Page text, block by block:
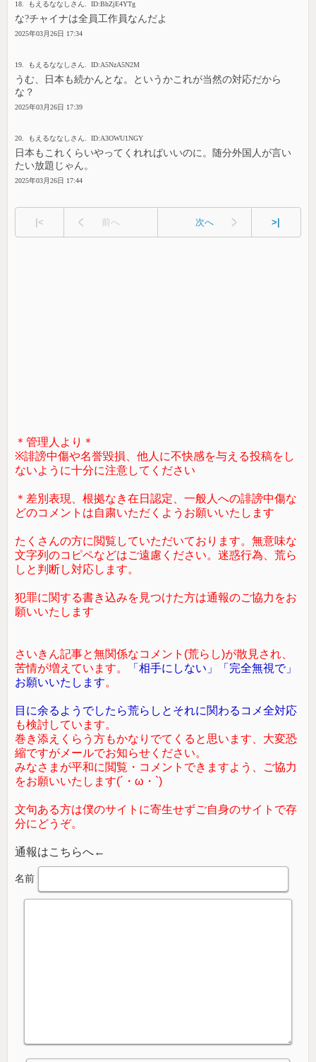
18. もえるななしさん. ID:BhZjE4YTg
な?チャイナは全員工作員なんだよ
2025年03月26日 17:34
19. もえるななしさん. ID:A5NzA5N2M
うむ、日本も続かんとな。というかこれが当然の対応だから
な？
2025年03月26日 17:39
20. もえるななしさん. ID:A3OWU1NGY
日本もこれくらいやってくれればいいのに。随分外国人が言い
たい放題じゃん。
2025年03月26日 17:44
|< 前へ 次へ >|
＊管理人より＊
※誹謗中傷や名誉毀損、他人に不快感を与える投稿をし
ないように十分に注意してください
＊差別表現、根拠なき在日認定、一般人への誹謗中傷な
どのコメントは自粛いただくようお願いいたします
たくさんの方に閲覧していただいております。無意味な
文字列のコピペなどはご遠慮ください。迷惑行為、荒ら
しと判断し対応します。
犯罪に関する書き込みを見つけた方は通報のご協力をお
願いいたします
さいきん記事と無関係なコメント(荒らし)が散見され、
苦情が増えています。
「相手にしない」「完全無視で」
お願いいたします。
目に余るようでしたら荒らしとそれに関わるコメ全対応
も検討しています。
巻き添えくらう方もかなりでてくると思います、大変恐
縮ですがメールでお知らせください。
みなさまが平和に閲覧・コメントできますよう、ご協力
をお願いいたします(´・ω・`)
文句ある方は僕のサイトに寄生せずご自身のサイトで存
分にどうぞ。
通報はこちらへ←
名前